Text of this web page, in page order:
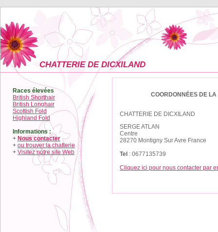
CHATTERIE DE DICXILAND
Races élevées
British Shorthair
British Longhair
Scottish Fold
Highland Fold
Informations :
+ Nous contacter
+ ou trouver la chatterie
+ Visitez notre site Web
COORDONNÉES DE LA
CHATTERIE DE DICXILAND
SERGE ATLAN
Centre
28270 Montigny Sur Avre France
Tel : 0677135739
Cliquez ici pour nous contacter par